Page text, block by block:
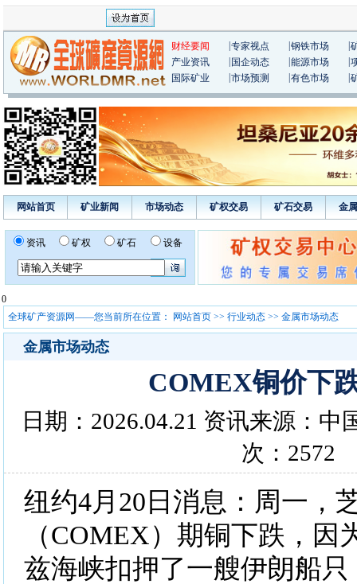
财经要闻 专家视点 钢铁市场
产业资讯
国企动态 能源市场
国际矿业
市场预测 有色市场
网站首页 矿业新闻 市场动态 矿权交易 矿石交易 金
资讯 矿权 矿石 设备
0
全球矿产资源网——您当前所在位置：
网站首页 >> 行业动态 >> 金属市场动态
金属市场动态
COMEX铜价下
日期：2026.04.21 资讯来源：中
次：2572
纽约4月20日消息：周一，
（COMEX）期铜下跌，因
兹海峡扣押了一艘伊朗船